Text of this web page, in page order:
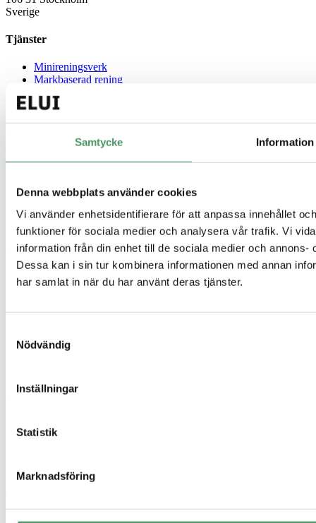
Samtycke Information
Denna webbplats använder cookies
Vi använder enhetsidentifierare för att anpassa innehållet
funktioner för sociala medier och analysera vår trafik. Vi
information från din enhet till de sociala medier och
Dessa kan i sin tur kombinera informationen med annan
har samlat in när du har använt deras tjänster.
Nödvändig
Inställningar
Statistik
Marknadsföring
Sverige
Tjänster
Minireningsverk
Markbaserad rening
Källsorterat avlopp
Gemensamt avlopp
Enskilt avlopp
Slamavskiljare
Infiltration
Hög skyddsnivå
Avlopp för fritidshus
Genvägar
Offertförfrågan
Våra produkter
Sigill & certifikat